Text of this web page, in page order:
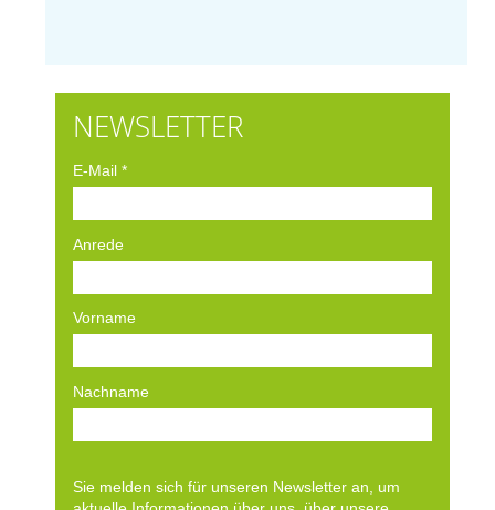
NEWSLETTER
E-Mail *
Anrede
Vorname
Nachname
Sie melden sich für unseren Newsletter an, um